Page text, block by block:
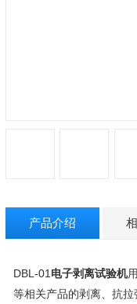
产品介绍
DBL-01 电子剥离试验机
等相关产品的剥离、抗